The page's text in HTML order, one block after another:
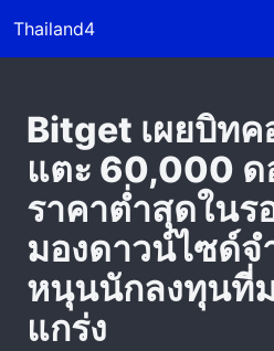
Thailand4
Bitget เผยบิทค
แตะ 60,000 ด
ราคาต่ำสุดในร
มองดาวน์ไซด์จ
หนุนนักลงทุนที่
แกร่ง